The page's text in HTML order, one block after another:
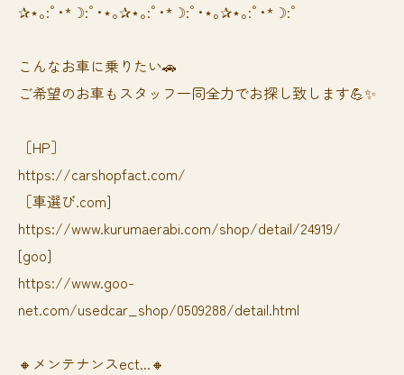
✰⋆｡:ﾟ･*☽:ﾟ･⋆｡✰⋆｡:ﾟ･*☽:ﾟ･⋆｡✰⋆｡:ﾟ･*☽:ﾟ
⁡⁡⁡こんなお車に乗りたい🚗
ご希望のお車もスタッフ一同全力でお探し致します💪✨
［HP］
https://carshopfact.com/
［車選び.com]
https://www.kurumaerabi.com/shop/detail/24919/
[goo]
https://www.goo-
net.com/usedcar_shop/0509288/detail.html
🔸メンテナンスect...🔸